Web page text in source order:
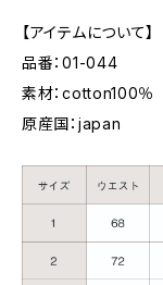
【アイテムについて】
品番：01-044
素材：cotton100％
原産国：japan